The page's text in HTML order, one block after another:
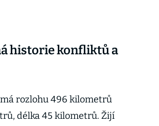
historie konfliktů a
rozlohu 496 kilometrů
délka 45 kilometrů. Žijí